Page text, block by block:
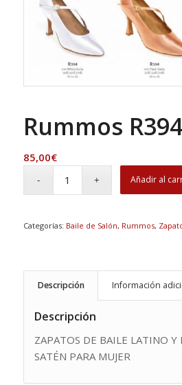
Rummos R394
85,00€
Añadir al
Categorías: Baile de Salón, Rummos,
Descripción Información
Descripción
ZAPATOS DE BAILE LATINO Y
SATÉN PARA MUJER